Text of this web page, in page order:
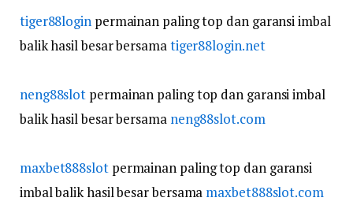
tiger88loginpermainan paling top dan garansi imbal
balik hasil besar bersamatiger88login.net
neng88slot permainan paling top dan garansi imbal
balik hasil besar bersama neng88slot.com
maxbet888slotpermainan paling top dan garansi
imbal balik hasil besar bersama maxbet888slot.com